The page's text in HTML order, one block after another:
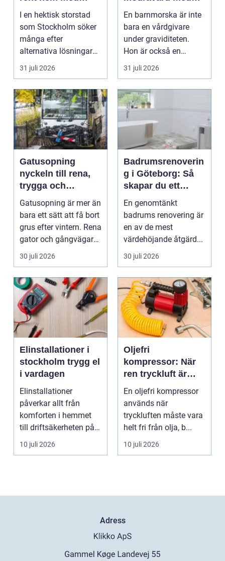
perfekt glans
I en hektisk storstad
som Stockholm söker
många efter
alternativa lösningar
för...
31 juli 2026
barnmorska i
malmö
En barnmorska är inte
bara en vårdgivare
under graviditeten.
Hon är också en
följeslagare genom
31 juli 2026
Gatusopning
nyckeln till rena,
trygga och
hållbara
stadsmiljöer
Gatusopning är mer än
bara ett sätt att få bort
grus efter vintern. Rena
gator och gångvägar
påverka...
30 juli 2026
Badrumsrenoverin
g i Göteborg: Så
skapar du ett
hållbart och
modernt badrum
En genomtänkt
badrums renovering är
en av de mest
värdehöjande åtgärd...
30 juli 2026
Elinstallationer i
stockholm trygg el
i vardagen
Elinstallationer
påverkar allt från
komforten i hemmet
till driftsäkerheten på
jobbet. I en växande ...
10 juli 2026
Oljefri
kompressor: När
ren tryckluft är
avgörande
En oljefri kompressor
används när
tryckluften måste vara
helt fri från olja, b...
10 juli 2026
Adress